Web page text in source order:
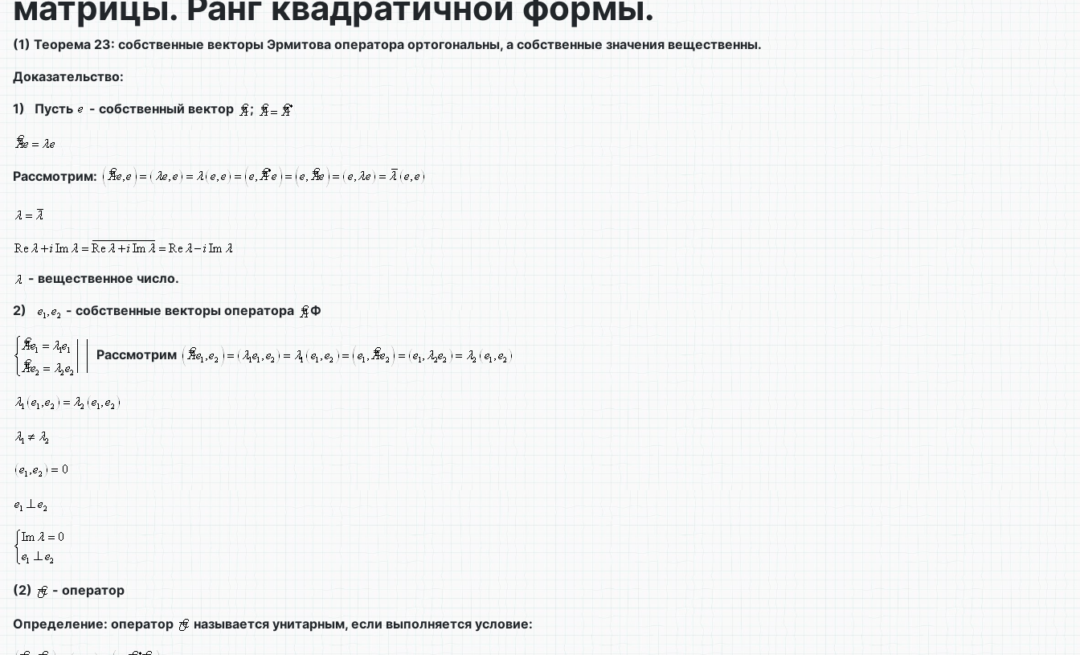
(1) Теорема 23: собственные векторы Эрмитова оператора ортогональны, а собственные значения вещественны.
Доказательство:
1) Пусть - собственный вектор ;
Рассмотрим:
- вещественное число.
2)
- собственные векторы оператора Ф
Рассмотрим
(2) - оператор
Определение: оператор называется унитарным, если выполняется условие: